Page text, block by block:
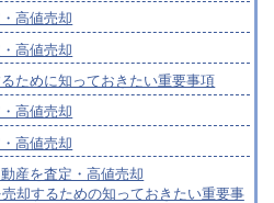
高値売却
高値売却
ために知っておきたい重要事項
高値売却
高値売却
産を査定・高値売却
売却するための知っておきたい重要事